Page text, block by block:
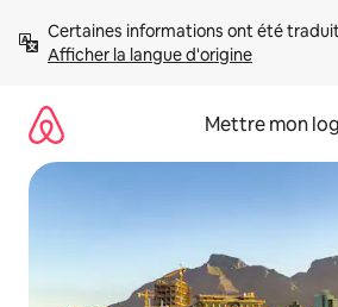
directement
Afficher la langue d'origine
Mettre mon